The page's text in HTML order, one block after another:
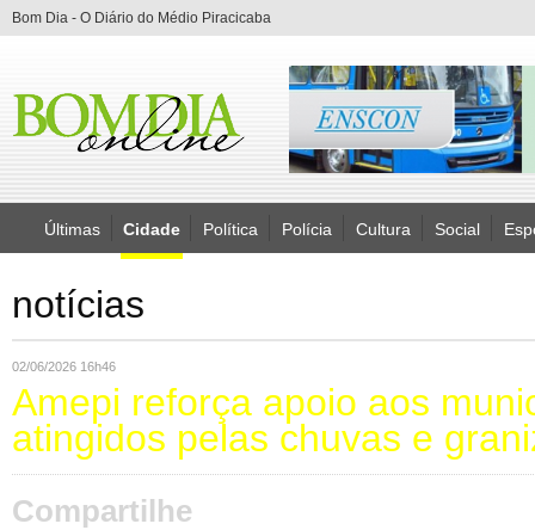
Bom Dia - O Diário do Médio Piracicaba
Últimas Cidade Política Polícia Cultura Social
notícias
02/06/2026 16h46
Amepi reforça apoio aos
atingidos pelas chuvas e
Compartilhe